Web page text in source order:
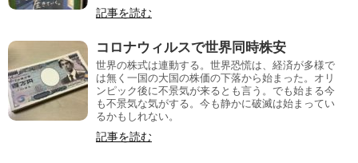
記事を読む
コロナウィルスで世界同時株安
世界の株式は連動する。世界恐慌は、経済が多様で
は無く一国の大国の株価の下落から始まった。オリ
ンピック後に不景気が来るとも言う。でも始まる今
も不景気な気がする。今も静かに破滅は始まってい
るかもしれない。
記事を読む